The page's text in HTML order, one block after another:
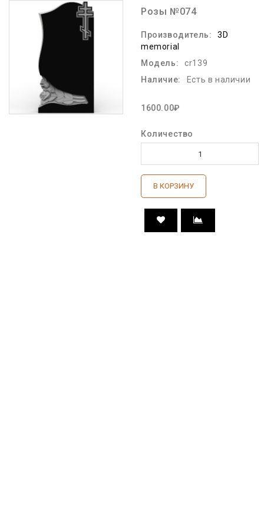
Розы №074
Производитель:
3D
memorial
Модель:
cr139
Наличие:
Есть в наличии
1600.00₽
Количество
В КОРЗИНУ